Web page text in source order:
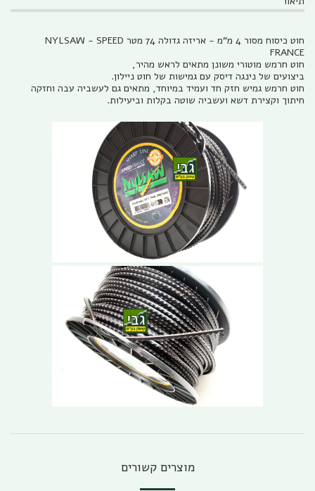
חוט כיסוח מסור 4 מ"מ - אריזה גדולה 74 מטר NYLSAW - SPEED
FRANCE
חוט חרמש מוטורי משונן מתאים לראש מהיר,
ביצועים של נינגה דיסק עם גמישות של חוט ניילון.
חוט חרמש גמיש חזק חד ועמיד במיוחד, מתאים גם לעשביה עבה וחזקה
חיתוך וקצירת דשא ועשביה שוטה בקלות וביעילות.
מוצרים קשורים